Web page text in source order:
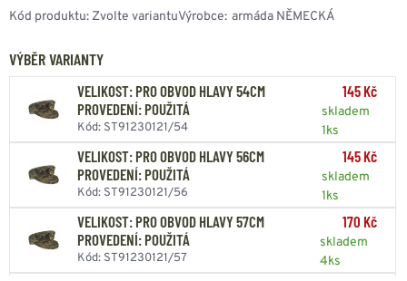
Kód produktu: Zvolte variantuVýrobce: armáda NĚMECKÁ
VÝBĚR VARIANTY
VELIKOST: PRO OBVOD HLAVY 54CM
PROVEDENÍ: POUŽITÁ
Kód: ST91230121/54
145 Kč
skladem
1ks
VELIKOST: PRO OBVOD HLAVY 56CM
PROVEDENÍ: POUŽITÁ
Kód: ST91230121/56
145 Kč
skladem
1ks
VELIKOST: PRO OBVOD HLAVY 57CM
PROVEDENÍ: POUŽITÁ
Kód: ST91230121/57
170 Kč
skladem
4ks